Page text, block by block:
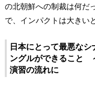
の北朝鮮への制裁は何だ
で、インパクトは大きい
日本にとって最悪な
ングルができること
演習の流れに